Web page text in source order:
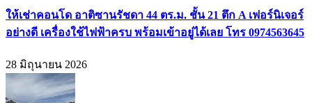
ให้เช่าคอนโด อาติซานรัชดา 44 ตร.ม. ชั้น 21 ตึก A เฟอร์นิเจอร์
อย่างดี เครื่องใช้ไฟฟ้าครบ พร้อมเข้าอยู่ได้เลย โทร 0974563645
28 มิถุนายน 2026